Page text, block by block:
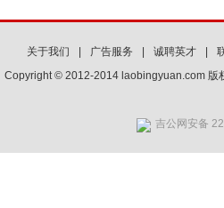
关于我们 广告服务 诚聘英才
Copyright © 2012-2014 laobingyuan.com 版
吉公网安备